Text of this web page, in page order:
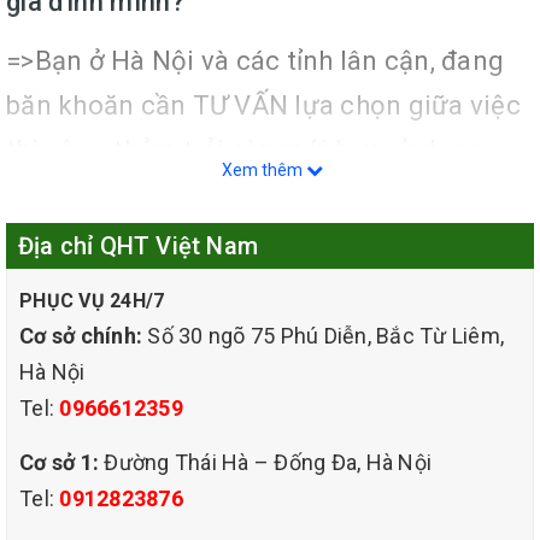
=>Bạn ở Hà Nội và các tỉnh lân cận, đang
băn khoăn cần TƯ VẤN lựa chọn giữa việc
QHT VIỆT NAM với năng lực kinh nghiệm
của mình, cùng đội ngũ thợ nhiều năm kinh
nghiệm trong lĩnh vực giặt thảm và Vệ sinh
công nghiệp, máy móc hiện đại, chúng tôi
pháp tốt nhất, với phương châm: dịch vụ
Xem thêm
Địa chỉ QHT Việt Nam
PHỤC VỤ 24H/7
Cơ sở chính: Số 30 ngõ 75 Phú Diễn, Bắc Từ Liêm,
Hà Nội
Tel: 0966612359
Cơ sở 1: Đường Thái Hà – Đống Đa, Hà Nội
Tel: 0912823876